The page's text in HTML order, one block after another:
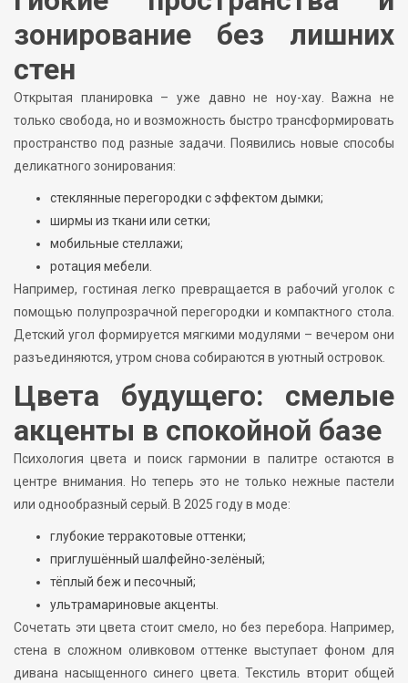
зонирование без лишних
стен
Открытая планировка – уже давно не ноу-хау. Важна не
только свобода, но и возможность быстро трансформировать
пространство под разные задачи. Появились новые способы
деликатного зонирования:
стеклянные перегородки с эффектом дымки;
ширмы из ткани или сетки;
мобильные стеллажи;
ротация мебели.
Например, гостиная легко превращается в рабочий уголок с
помощью полупрозрачной перегородки и компактного стола.
Детский угол формируется мягкими модулями – вечером они
разъединяются, утром снова собираются в уютный островок.
Цвета будущего: смелые
акценты в спокойной базе
Психология цвета и поиск гармонии в палитре остаются в
центре внимания. Но теперь это не только нежные пастели
или однообразный серый. В 2025 году в моде:
глубокие терракотовые оттенки;
приглушённый шалфейно-зелёный;
тёплый беж и песочный;
ультрамариновые акценты.
Сочетать эти цвета стоит смело, но без перебора. Например,
стена в сложном оливковом оттенке выступает фоном для
дивана насыщенного синего цвета. Текстиль вторит общей